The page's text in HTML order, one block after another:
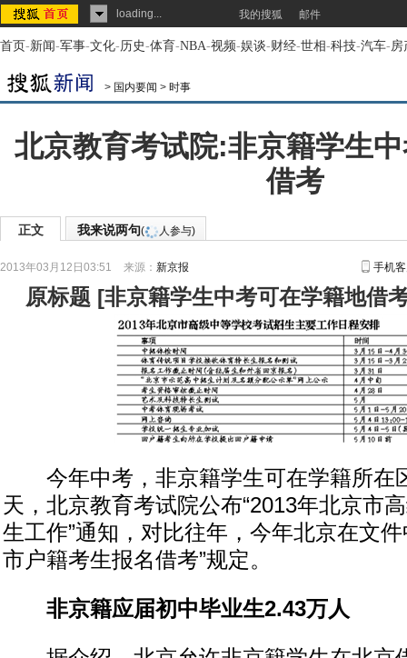
loading... 我的搜狐 邮件
首页-新闻-军事-文化-历史-体育-NBA-视频-娱谈-财经-世相-科技-汽车-房
> 国内要闻 > 时事
北京教育考试院:非京籍学生
借考
正文 我来说两句( 人参与)
2013年03月12日03:51 来源： 新京报 手机
原标题 [非京籍学生中考可在学籍地借
今年中考，非京籍学生可在学籍所在
天，北京教育考试院公布“2013年北京市
生工作”通知，对比往年，今年北京在文
市户籍考生报名借考”规定。
非京籍应届初中毕业生2.43万人